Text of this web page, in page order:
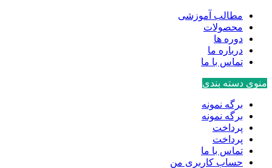
مطالب آموزشی
محصولات
دوره ها
درباره ما
تماس با ما
منوی دسته بندی
برگه نمونه
برگه نمونه
پرداخت
پرداخت
تماس با ما
حساب کاربری من